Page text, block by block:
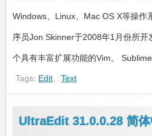
Windows、Linux、Mac OS X等操作
序员Jon Skinner于2008年1月份所开
个具有丰富扩展功能的Vim。 Sublime
Tags: Edit Text
UltraEdit 31.0.0.28 简